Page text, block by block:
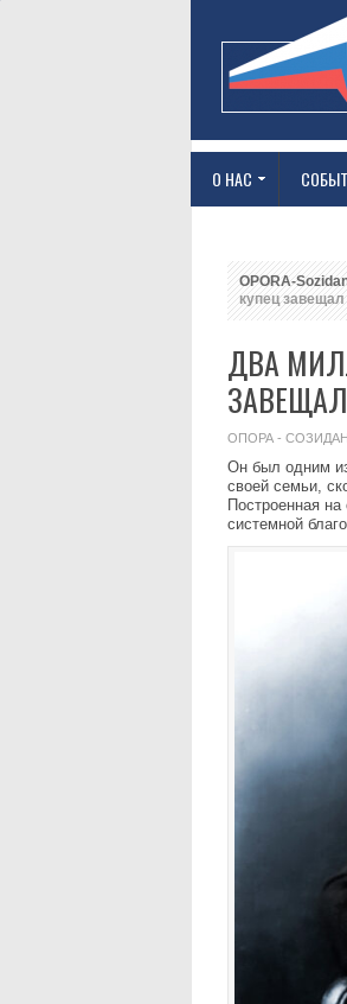
О НАС
OPORA-
купец
ДВА
ОПОРА -
Он был одним
своей семьи,
Построенная
системной